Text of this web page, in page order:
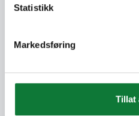
Statistikk
Markedsføring
Tillat